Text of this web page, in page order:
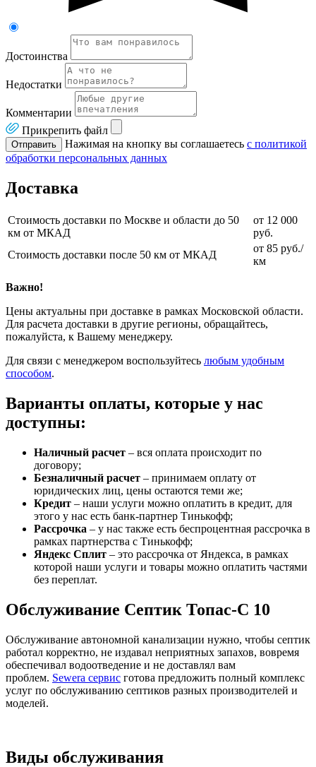
Достоинства
Недостатки
Комментарии
Прикрепить файл
Отправить Нажимая на кнопку вы соглашаетесь с политикой
обработки персональных данных
Доставка
Стоимость доставки по Москве и области до 50
км от МКАД
от 12 000
руб.
Стоимость доставки после 50 км от МКАД
от 85 руб./
км
Важно!
Цены актуальны при доставке в рамках Московской области.
Для расчета доставки в другие регионы, обращайтесь,
пожалуйста, к Вашему менеджеру.
Для связи с менеджером воспользуйтесь любым удобным
способом.
Варианты оплаты, которые у нас
доступны:
Наличный расчет – вся оплата происходит по
договору;
Безналичный расчет – принимаем оплату от
юридических лиц, цены остаются теми же;
Кредит – наши услуги можно оплатить в кредит, для
этого у нас есть банк-партнер Тинькофф;
Рассрочка – у нас также есть беспроцентная рассрочка в
рамках партнерства с Тинькофф;
Яндекс Сплит – это рассрочка от Яндекса, в рамках
которой наши услуги и товары можно оплатить частями
без переплат.
Обслуживание Септик Топас-С 10
Обслуживание автономной канализации нужно, чтобы септик
работал корректно, не издавал неприятных запахов, вовремя
обеспечивал водоотведение и не доставлял вам
проблем. Sewera сервис готова предложить полный комплекс
услуг по обслуживанию септиков разных производителей и
моделей.
Виды обслуживания